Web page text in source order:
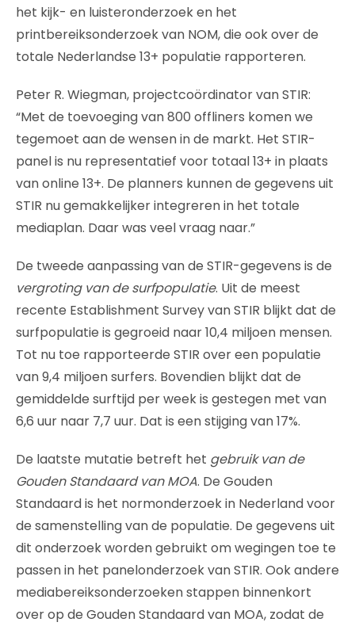
het kijk- en luisteronderzoek en het
printbereiksonderzoek van NOM, die ook over de
totale Nederlandse 13+ populatie rapporteren.
Peter R. Wiegman, projectcoördinator van STIR:
“Met de toevoeging van 800 offliners komen we
tegemoet aan de wensen in de markt. Het STIR-
panel is nu representatief voor totaal 13+ in plaats
van online 13+. De planners kunnen de gegevens uit
STIR nu gemakkelijker integreren in het totale
mediaplan. Daar was veel vraag naar.”
De tweede aanpassing van de STIR-gegevens is de
vergroting van de surfpopulatie. Uit de meest
recente Establishment Survey van STIR blijkt dat de
surfpopulatie is gegroeid naar 10,4 miljoen mensen.
Tot nu toe rapporteerde STIR over een populatie
van 9,4 miljoen surfers. Bovendien blijkt dat de
gemiddelde surftijd per week is gestegen met van
6,6 uur naar 7,7 uur. Dat is een stijging van 17%.
De laatste mutatie betreft het gebruik van de
Gouden Standaard van MOA. De Gouden
Standaard is het normonderzoek in Nederland voor
de samenstelling van de populatie. De gegevens uit
dit onderzoek worden gebruikt om wegingen toe te
passen in het panelonderzoek van STIR. Ook andere
mediabereiksonderzoeken stappen binnenkort
over op de Gouden Standaard van MOA, zodat de